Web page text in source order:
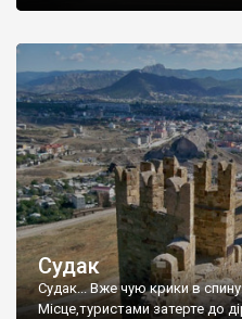
Судак
Судак... Вже чую крики в
Місце,туристами затерте до